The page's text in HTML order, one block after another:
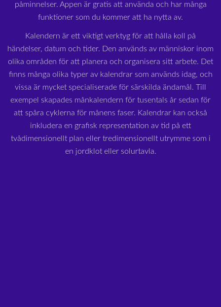
påminnelser. Appen är gratis att använda och har många
funktioner som du kommer att ha nytta av.
Kalendern är ett viktigt verktyg för att hålla koll på
händelser, datum och tider. Den används av människor inom
olika områden för att planera och organisera sitt arbete. Det
finns många olika typer av kalendrar som används idag, och
vissa är mycket specialiserade för särskilda ändamål. Till
exempel skapades månkalendern för tusentals år sedan för
att spåra cyklerna för månens faser. Kalendrar kan också
inkludera en grafisk representation av tid på ett
tvådimensionellt plan eller tredimensionellt utrymme som i
en jordklot eller solurtavla.